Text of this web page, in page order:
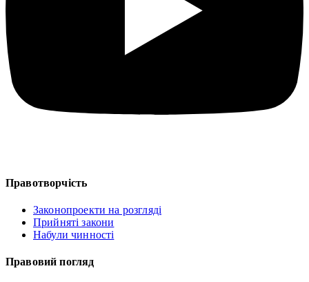
Правотворчість
Законопроекти на розгляді
Прийняті закони
Набули чинності
Правовий погляд